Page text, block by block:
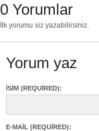
0 Yorumlar
İlk yorumu siz yazabilirsiniz.
Yorum yaz
İSIM (REQUIRED):
E-MAIL (REQUIRED):